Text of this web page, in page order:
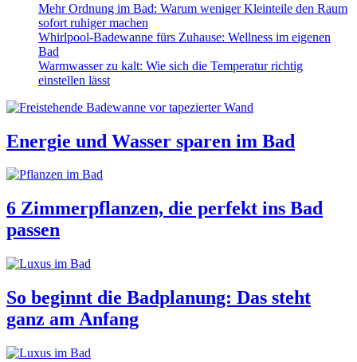
Mehr Ordnung im Bad: Warum weniger Kleinteile den Raum
sofort ruhiger machen
Whirlpool-Badewanne fürs Zuhause: Wellness im eigenen
Bad
Warmwasser zu kalt: Wie sich die Temperatur richtig
einstellen lässt
Energie und Wasser sparen im Bad
6 Zimmerpflanzen, die perfekt ins Bad
passen
So beginnt die Badplanung: Das steht
ganz am Anfang